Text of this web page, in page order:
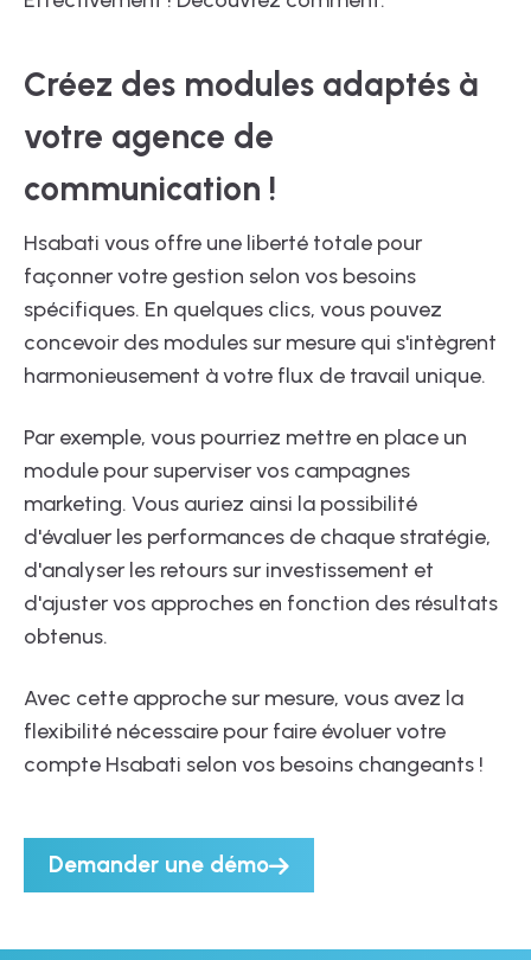
Créez des modules adaptés à
votre agence de
communication !
Hsabati vous offre une liberté totale pour
façonner votre gestion selon vos besoins
spécifiques. En quelques clics, vous pouvez
concevoir des modules sur mesure qui s'intègrent
harmonieusement à votre flux de travail unique.
Par exemple, vous pourriez mettre en place un
module pour superviser vos campagnes
marketing. Vous auriez ainsi la possibilité
d'évaluer les performances de chaque stratégie,
d'analyser les retours sur investissement et
d'ajuster vos approches en fonction des résultats
obtenus.
Avec cette approche sur mesure, vous avez la
flexibilité nécessaire pour faire évoluer votre
compte Hsabati selon vos besoins changeants !
Demander une démo